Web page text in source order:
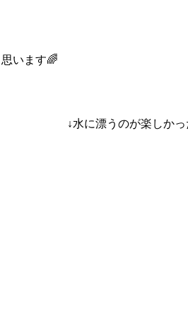
います🌈
↓水に漂うのが楽しか